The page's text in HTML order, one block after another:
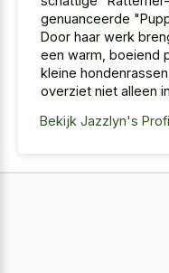
genuanceerde
Door haar werk
een warm, boeiend
kleine
overziet niet alleen
Bekijk Jazzlyn's